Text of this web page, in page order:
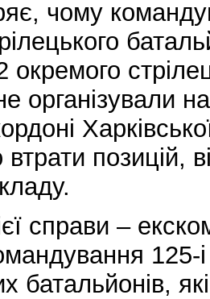
чому
окремого
не
позицій,
справи –
125-і
батальйонів,